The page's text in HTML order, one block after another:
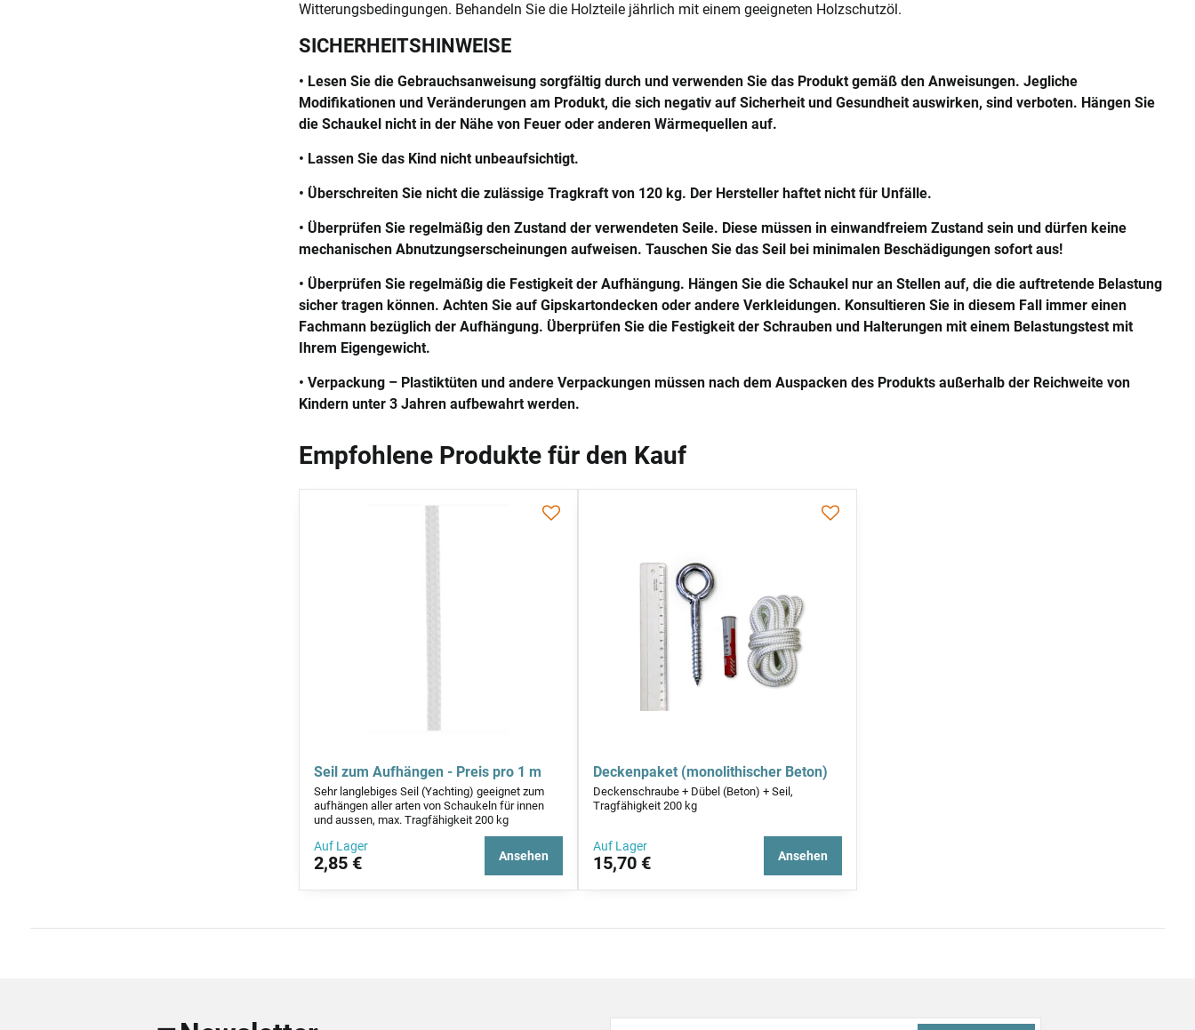
Witterungsbedingungen. Behandeln Sie die Holzteile jährlich mit einem geeigneten Holzschutzöl.
SICHERHEITSHINWEISE
• Lesen Sie die Gebrauchsanweisung sorgfältig durch und verwenden Sie das Produkt gemäß den Anweisungen. Jegliche
Modifikationen und Veränderungen am Produkt, die sich negativ auf Sicherheit und Gesundheit auswirken, sind verboten. Hängen Sie
die Schaukel nicht in der Nähe von Feuer oder anderen Wärmequellen auf.
• Lassen Sie das Kind nicht unbeaufsichtigt.
• Überschreiten Sie nicht die zulässige Tragkraft von 120 kg. Der Hersteller haftet nicht für Unfälle.
• Überprüfen Sie regelmäßig den Zustand der verwendeten Seile. Diese müssen in einwandfreiem Zustand sein und dürfen keine
mechanischen Abnutzungserscheinungen aufweisen. Tauschen Sie das Seil bei minimalen Beschädigungen sofort aus!
• Überprüfen Sie regelmäßig die Festigkeit der Aufhängung. Hängen Sie die Schaukel nur an Stellen auf, die die auftretende Belastung
sicher tragen können. Achten Sie auf Gipskartondecken oder andere Verkleidungen. Konsultieren Sie in diesem Fall immer einen
Fachmann bezüglich der Aufhängung. Überprüfen Sie die Festigkeit der Schrauben und Halterungen mit einem Belastungstest mit
Ihrem Eigengewicht.
• Verpackung – Plastiktüten und andere Verpackungen müssen nach dem Auspacken des Produkts außerhalb der Reichweite von
Kindern unter 3 Jahren aufbewahrt werden.
Empfohlene Produkte für den Kauf
Seil zum Aufhängen - Preis pro 1 m
Sehr langlebiges Seil (Yachting) geeignet zum
aufhängen aller arten von Schaukeln für innen
und aussen, max. Tragfähigkeit 200 kg
Auf Lager
2,85 € Ansehen
Deckenpaket (monolithischer Beton)
Deckenschraube + Dübel (Beton) + Seil,
Tragfähigkeit 200 kg
Auf Lager
15,70 € Ansehen